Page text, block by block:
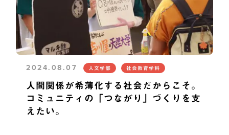
2024.08.07 人文学部 社会教育学科
人間関係が希薄化する社会だからこそ。
コミュニティの「つながり」づくりを支
えたい。